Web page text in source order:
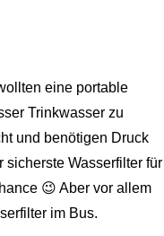
eine portable
Trinkwasser zu
und benötigen Druck
Wasserfilter für
😉 Aber vor allem
im Bus.